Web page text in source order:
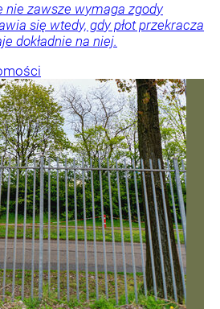
nie zawsze wymaga zgody
się wtedy, gdy płot przekracza
dokładnie na niej.